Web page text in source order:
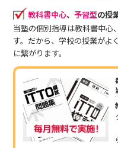
教科書中心、 予習型の授
当塾の個別指導は教科書中心
す。だから、学校の授業がよ
に繋がります。